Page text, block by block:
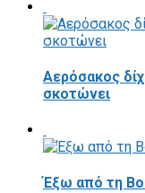
Αερόσακος
σκοτώνει
Έξω από τη